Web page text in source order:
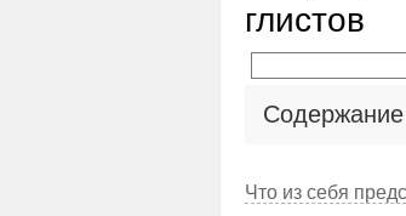
глистов
Содержание
Что из себя